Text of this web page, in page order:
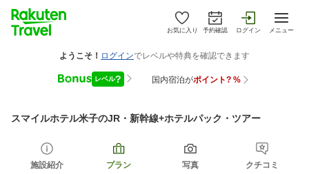
お気に入り 予約確認 ログイン メニュー
スマイルホテル米子のJR・新幹線+ホテルパック・ツアー
施設紹介 プラン 写真 クチコミ